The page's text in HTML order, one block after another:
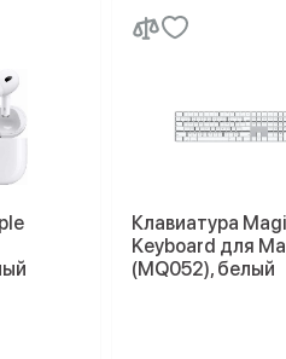
Клавиатура
Keyboard для
(MQ052), белый